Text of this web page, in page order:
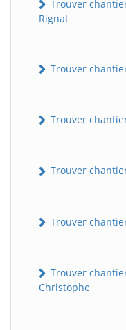
Trouver
Rignat
Trouver
Trouver
Trouver
Trouver
Trouver
Christophe